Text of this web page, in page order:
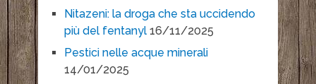
Nitazeni: la droga che sta uccidendo
più del fentanyl 16/11/2025
Pestici nelle acque minerali
14/01/2025